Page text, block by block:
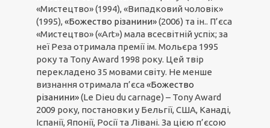
«Мистецтво» (1994), «Випадковий чоловік»
(1995), «Божество різанини»(2006) та ін.. П’єса
«Мистецтво» («Art») мала всесвітній успіх; за
неї Реза отримала премії ім. Мольєра 1995
року та Tony Award 1998 року. Цей твір
перекладено 35 мовами світу. Не менше
визнання отримала п’єса «Божество
різанини»(Le Dieu du carnage) – Tony Award
2009 року, постановки у Бельгії, США, Канаді,
Іспанії, Японії, Росії та Лівані. За цією п’єсою